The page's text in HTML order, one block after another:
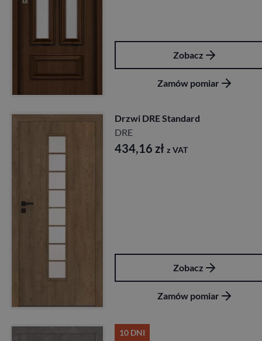
Zobacz
Zamów pomiar
Drzwi DRE Standard
DRE
434,16 zł z VAT
Zobacz
Zamów pomiar
10 DNI